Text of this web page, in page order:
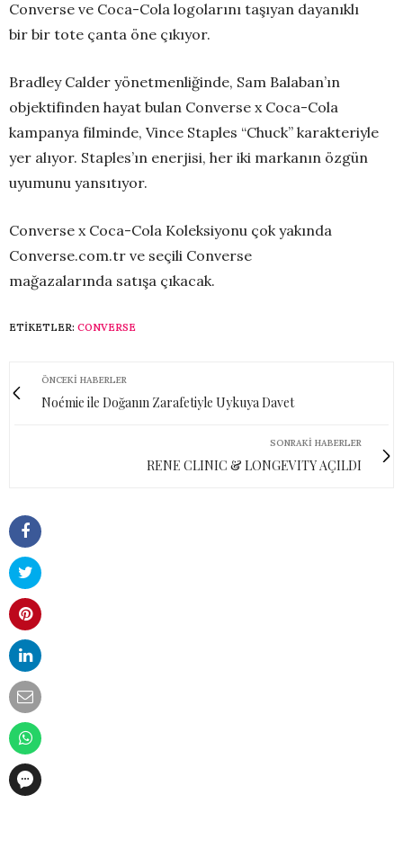
Converse ve Coca-Cola logolarını taşıyan dayanıklı
bir bir tote çanta öne çıkıyor.
Bradley Calder yönetmenliğinde, Sam Balaban’ın
objektifinden hayat bulan Converse x Coca-Cola
kampanya filminde, Vince Staples “Chuck” karakteriyle
yer alıyor. Staples’ın enerjisi, her iki markanın özgün
uyumunu yansıtıyor.
Converse x Coca-Cola Koleksiyonu çok yakında
Converse.com.tr ve seçili Converse
mağazalarında satışa çıkacak.
ETIKETLER: CONVERSE
ÖNCEKI HABERLER
Noémie ile Doğanın Zarafetiyle Uykuya Davet
SONRAKI HABERLER
RENE CLINIC & LONGEVITY AÇILDI